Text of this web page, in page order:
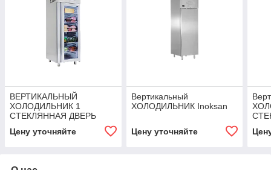
ВЕРТИКАЛЬНЫЙ
ХОЛОДИЛЬНИК 1
СТЕКЛЯННАЯ ДВЕРЬ
PROFESSIONAL LINE -30
FRENOX
Цену уточняйте
Вертикальный
ХОЛОДИЛЬНИК Inoksan
Цену уточняйте